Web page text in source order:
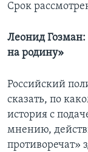
Срок
Леонид Гозман:
на родину»
Российский
сказать, по
история с
мнению,
противоречат»